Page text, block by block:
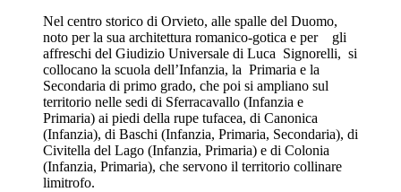
Nel centro storico di Orvieto, alle spalle del Duomo,
noto per la sua architettura romanico-gotica e per gli
affreschi del Giudizio Universale di Luca Signorelli, si
collocano la scuola dell’Infanzia, la Primaria e la
Secondaria di primo grado, che poi si ampliano sul
territorio nelle sedi di Sferracavallo (Infanzia e
Primaria) ai piedi della rupe tufacea, di Canonica
(Infanzia), di Baschi (Infanzia, Primaria, Secondaria), di
Civitella del Lago (Infanzia, Primaria) e di Colonia
(Infanzia, Primaria), che servono il territorio collinare
limitrofo.